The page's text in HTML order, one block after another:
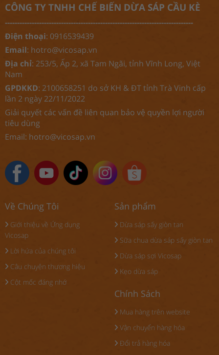
CÔNG TY TNHH CHẾ BIẾN DỪA SÁP CẦU KÈ
-----------------------------------------------------------------------------
Điện thoại: 0916539439
Email: hotro@vicosap.vn
Địa chỉ: 253/5, Ấp 2, xã Tam Ngãi, tỉnh Vĩnh Long, Việt
Nam
GPDKKD: 2100658251 do sở KH & ĐT tỉnh Trà Vinh cấp
lần 2 ngày 22/11/2022
Giải quyết các vấn đề liên quan bảo vệ quyền lợi người
tiêu dùng
Email: hotro@vicosap.vn
Về Chúng Tôi
Giới thiệu về Ứng dụng
Vicosap
Lời hứa của chúng tôi
Câu chuyện thương hiệu
Cột mốc đáng nhớ
Sản phẩm
Dừa sáp sấy giòn tan
Sữa chua dừa sáp sấy giòn tan
Dừa sáp sợi Vicosap
Kẹo dừa sáp
Chính Sách
Mua hàng trên website
Vận chuyển hàng hóa
Đổi trả hàng hóa